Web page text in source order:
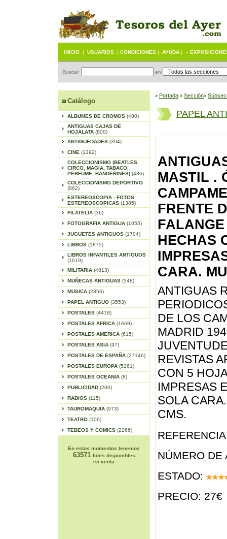
INICIO | USUARIOS | CONDICIONES | AYUDA | «
Buscar en
Catálogo
ALBUMES DE CROMOS (480)
ANTIGUAS CAJAS DE
HOJALATA (800)
ANTIGUEDADES (394)
CINE (1392)
COLECCIONISMO (BEATLES,
CIRCO, MAGIA, TABACO,
PERFUME, BANDERINES) (436)
COLECCIONISMO DEPORTIVO
(862)
ESTEREOSCOPIA - FOTOS
ESTEREOSCOPICAS (1385)
FILATELIA (36)
FOTOGRAFIA ANTIGUA (1055)
JUGUETES ANTIGUOS (1704)
LIBROS (1875)
LIBROS INFANTILES ANTIGUOS
(1619)
MILITARIA (4813)
MUÑECAS ANTIGUAS (548)
MUSICA (2356)
PAPEL ANTIGUO (3553)
POSTALES (4418)
POSTALES AFRICA (1669)
POSTALES AMERICA (615)
POSTALES ASIA (97)
POSTALES DE ESPAÑA (27146)
POSTALES EUROPA (5261)
POSTALES OCEANIA (8)
PUBLICIDAD (200)
RADIOS (115)
TAUROMAQUIA (973)
TEATRO (106)
TEBEOS Y COMICS (2266)
En estos momentos tenemos
63571 lotes disponibles
en venta
> Portada > Sección>
PAPEL
MASTIL .
FRENTE
HECHAS
CARA.
ANTIGUAS
DE LOS
MADRID
REVISTAS
CON 5
IMPRESAS
SOLA
CMS.
NÚMERO DE
ESTADO:
PRECIO: 27€